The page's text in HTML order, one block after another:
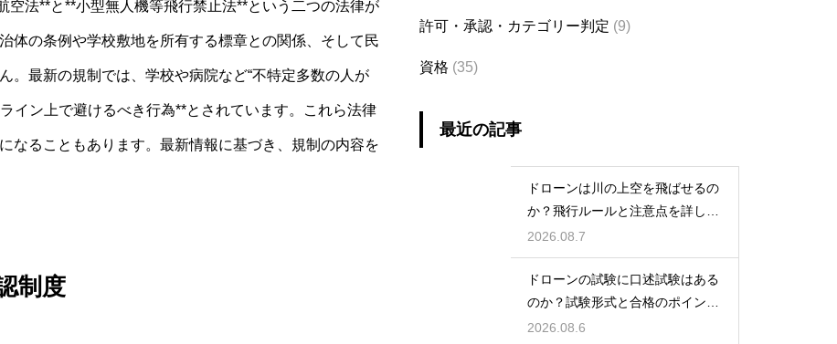
法**と**小型無人機等飛行禁止法**という二つの法律が
体の条例や学校敷地を所有する標章との関係、そして民
。最新の規制では、学校や病院など“不特定多数の人が
イン上で避けるべき行為**とされています。これら法律
なることもあります。最新情報に基づき、規制の内容を
制度
許可・承認・カテゴリー判定 (9)
資格 (35)
最近の記事
ドローンは川の上空を飛ばせるの
か？飛行ルールと注意点を詳しく
解説
2026.08.7
ドローンの試験に口述試験はある
のか？試験形式と合格のポイント
を解説
2026.08.6